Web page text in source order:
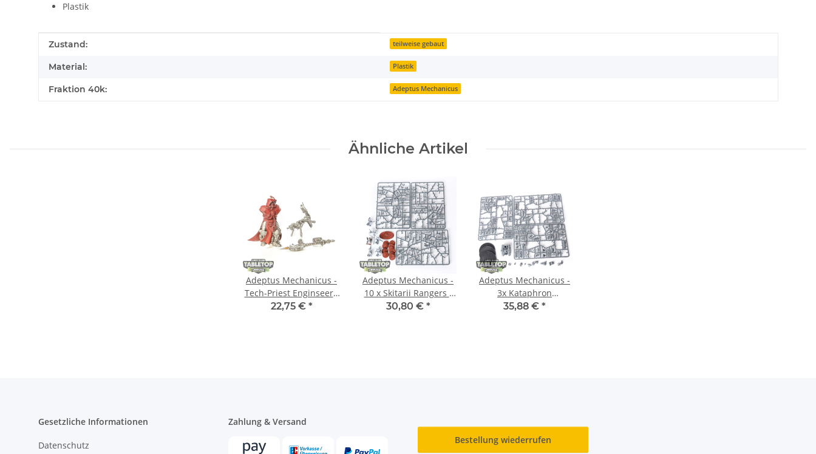
Plastik
Produkteigenschaft
Wert
Zustand: teilweise gebaut
Material: Plastik
Fraktion 40k: Adeptus Mechanicus
Ähnliche Artikel
Adeptus Mechanicus -
Tech-Priest Enginseer -
teilweise gebaut
22,75 € *
Adeptus Mechanicus -
10 x Skitarii Rangers -
teilweise gebaut
30,80 € *
Adeptus Mechanicus -
3x Kataphron
Breachers - teilweise
35,88 € *
Gesetzliche Informationen
Datenschutz
Zahlung & Versand
Bestellung wiederrufen